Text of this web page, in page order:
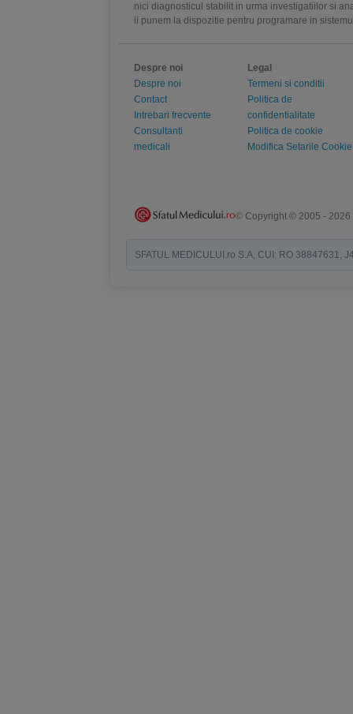
nici diagnosticul stabilit in urma investigatiilor si
ii punem la dispozitie pentru programare in
Despre noi
Despre noi
Contact
Intrebari frecvente
Consultanti
medicali
Legal
Termeni si conditii
Politica de
confidentialitate
Politica de cookie
Modifica Setarile Cookie
© Copyright © 2005 - 2026
SFATUL MEDICULUI.ro S.A, CUI: RO 38847631,